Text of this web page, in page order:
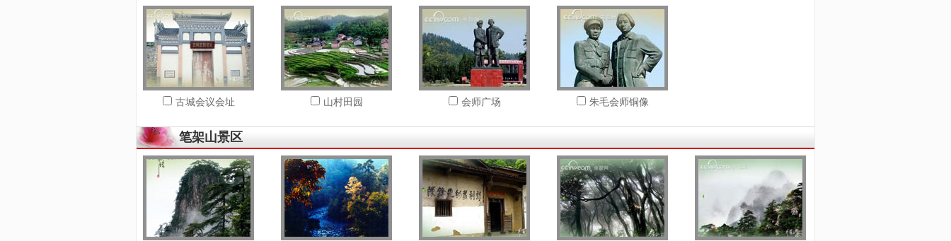
古城会议会址 山村田园 会师广场 朱毛会师铜像
笔架山景区